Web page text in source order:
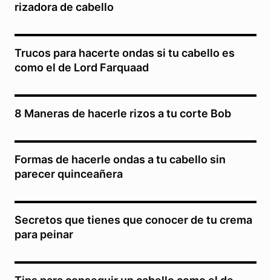
rizadora de cabello
Trucos para hacerte ondas si tu cabello es
como el de Lord Farquaad
8 Maneras de hacerle rizos a tu corte Bob
Formas de hacerle ondas a tu cabello sin
parecer quinceañera
Secretos que tienes que conocer de tu crema
para peinar